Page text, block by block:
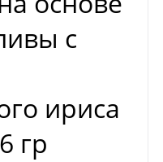
с
ириса
гр